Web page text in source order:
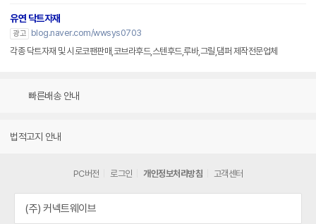
유연 닥트자재
광고
blog.naver.com/wwsys0703
각종 닥트자재 및 시로코팬판매,코브라후드,스텐후드,루바,그릴,댐퍼 제작전문업체
빠른배송 안내
법적고지 안내
PC버전 로그인 개인정보처리방침 고객센터
(주) 커넥트웨이브